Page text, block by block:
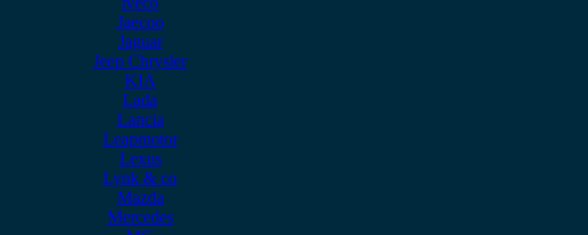
Jaecoo
Jaguar
Jeep Chrysler
KIA
Lada
Lancia
Leapmotor
Lexus
Lynk & co
Mazda
Mercedes